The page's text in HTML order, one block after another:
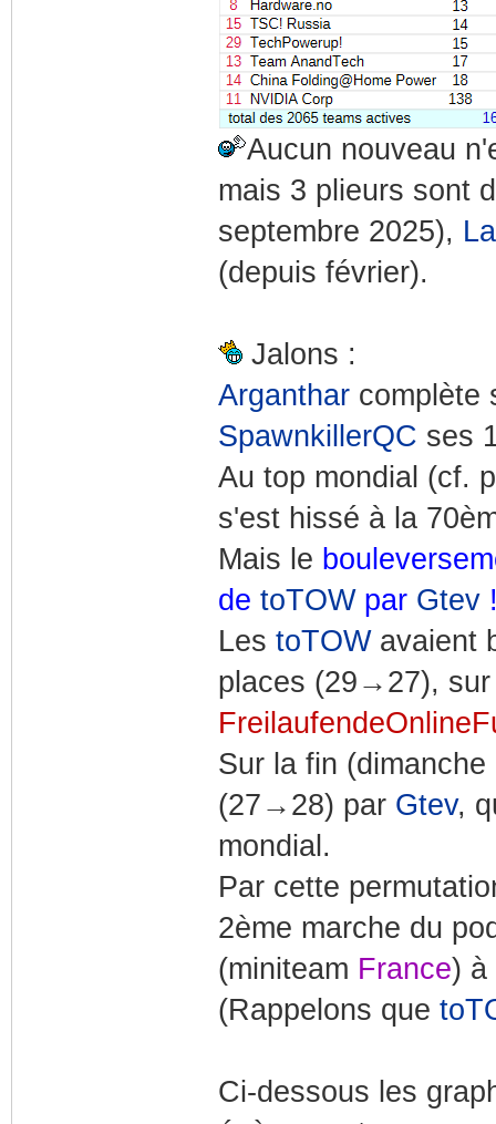
Aucun nouveau
mais 3 plieurs sont
septembre 2025),
(depuis février).
Jalons :
Argantharcomplète
SpawnkillerQC ses
Au top mondial (cf.
s'est hissé à la
Mais le
de toTOWpar Gtev
Les toTOWavaient
places (29→27),
Sur la fin
(27→28) par Gtev,
mondial.
Par cette
2ème marche du
(miniteam France) à
(Rappelons que
Ci-dessous les